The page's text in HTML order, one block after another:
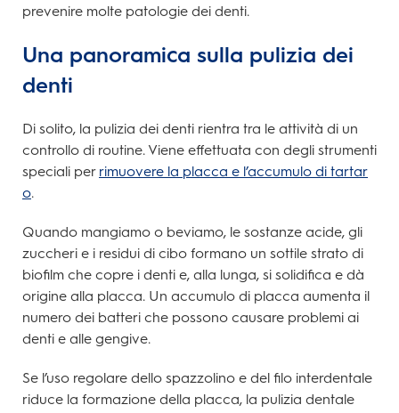
prevenire molte patologie dei denti.
Una panoramica sulla pulizia dei
denti
Di solito, la pulizia dei denti rientra tra le attività di un
controllo di routine. Viene effettuata con degli strumenti
speciali per rimuovere la placca e l’accumulo di tartar
o.
Quando mangiamo o beviamo, le sostanze acide, gli
zuccheri e i residui di cibo formano un sottile strato di
biofilm che copre i denti e, alla lunga, si solidifica e dà
origine alla placca. Un accumulo di placca aumenta il
numero dei batteri che possono causare problemi ai
denti e alle gengive.
Se l’uso regolare dello spazzolino e del filo interdentale
riduce la formazione della placca, la pulizia dentale